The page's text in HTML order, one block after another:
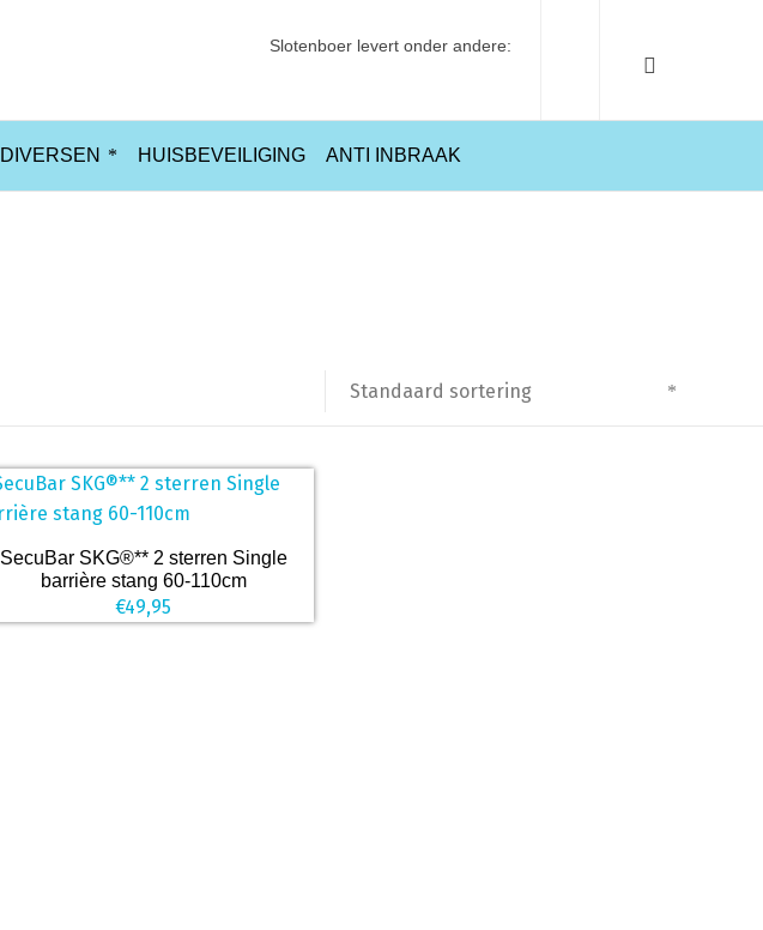
Slotenboer levert onder andere:
DIVERSEN HUISBEVEILIGING ANTI INBRAAK
Standaard sortering
SecuBar SKG®** 2 sterren Single
barrière stang 60-110cm
€49,95